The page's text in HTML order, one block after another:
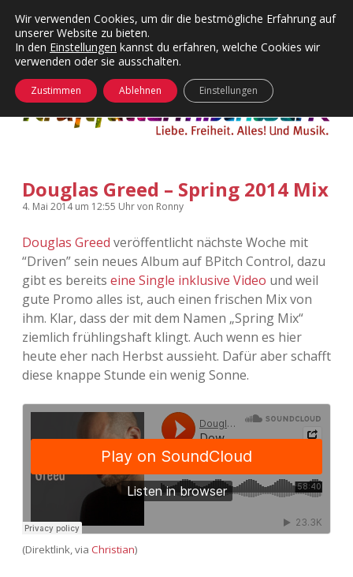
Kategorien
Menü
24 Hours Chilling
Die Wende
KFMW-Disco
Kopfkinomusik
Nur mal so
Täglicher Sinnwahn
Visuelles
Wandnotizen
KFMW-Disco
Dates
Contact
Menü
öffnen
Adventskalender 2010
Adventskalender 2011
Adventskalender 2012
Adventskalender 2013
Adventskalender 2014
Adventskalender 2015
Adventskalender 2016
Adventskalender 2017
facebook
instagram
rss soundcloud
vimeoBluesky
öffnen
Douglas Greed – Spring 2014 Mix
4. Mai 2014um 12:55 Uhrvon Ronny
Douglas Greed veröffentlicht nächste Woche mit
“Driven” sein neues Album auf BPitch Control, dazu
gibt es bereits eine Single inklusive Video und weil
gute Promo alles ist, auch einen frischen Mix von
ihm. Klar, dass der mit dem Namen „Spring Mix“
ziemlich frühlingshaft klingt. Auch wenn es hier
heute eher nach Herbst aussieht. Dafür aber schafft
diese knappe Stunde ein wenig Sonne.
(Direktlink, via Christian)
Wir verwenden Cookies, um dir die bestmögliche Erfahrung auf
unserer Website zu bieten.
In den Einstellungen kannst du erfahren, welche Cookies wir
verwenden oder sie ausschalten.
Zustimmen Ablehnen Einstellungen